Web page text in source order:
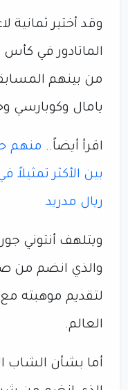
وقد أختير ثمانية
الماتادور في كأس
من بينهم
يامال وكوبارسي
اقرأ أيضاً.. منهم
بين الأكثر
ريال مدريد
ويتلهف أنتوني
والذي انضم من
لتقديم موهبته
العالم.
أما بشأن الشاب